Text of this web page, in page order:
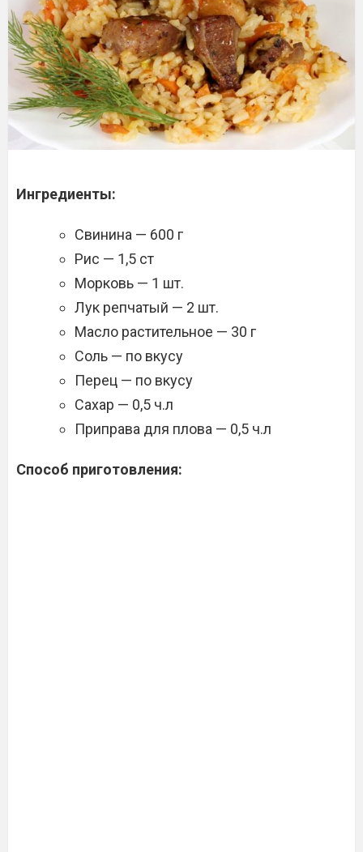
Ингредиенты:
Свинина — 600 г
Рис — 1,5 ст
Морковь — 1 шт.
Лук репчатый — 2 шт.
Масло растительное — 30 г
Соль — по вкусу
Перец — по вкусу
Сахар — 0,5 ч.л
Приправа для плова — 0,5 ч.л
Способ приготовления: